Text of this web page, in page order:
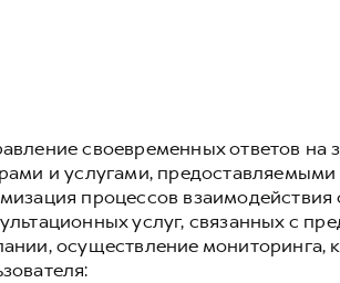
своевременных ответов
и услугами,
процессов взаимодействия
услуг, связанных с
осуществление мониторинга,